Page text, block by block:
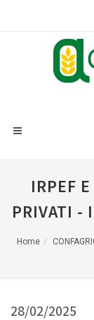
IRPEF
PRIVATI -
Home
28/02/2025